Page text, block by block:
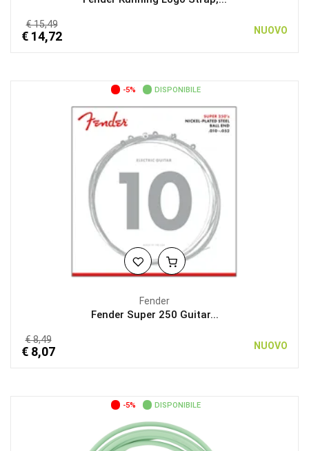
€ 15,49
€ 14,72 NUOVO
-5% DISPONIBILE
Fender
Fender Super 250 Guitar...
€ 8,49
€ 8,07 NUOVO
-5% DISPONIBILE